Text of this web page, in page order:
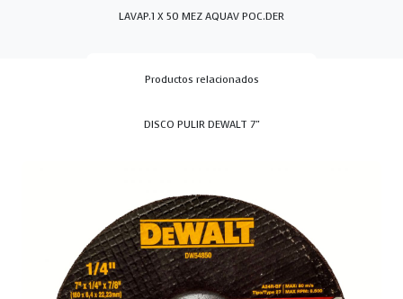
LAVAP.1 X 50 MEZ AQUAV POC.DER
LAVAP.1 X 50 MEZ AQUAV POC.IZQ
Productos relacionados
DISCO PULIR DEWALT 7"